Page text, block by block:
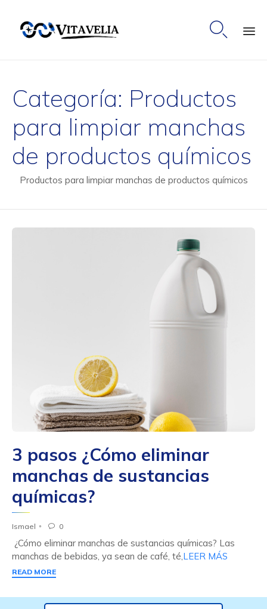

Categoría: Productos
para limpiar manchas
de productos químicos
Productos para limpiar manchas de productos químicos
3 pasos ¿Cómo eliminar
manchas de sustancias
químicas?
Ismael  0
¿Cómo eliminar manchas de sustancias químicas? Las
manchas de bebidas, ya sean de café, té,LEER MÁS
READ MORE